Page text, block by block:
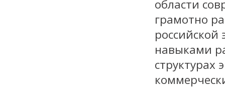
области
грамотно
навыками
структурах